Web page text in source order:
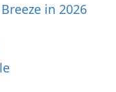
in 2026